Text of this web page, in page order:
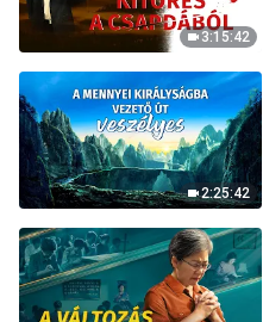
3:15:42
2:25:42